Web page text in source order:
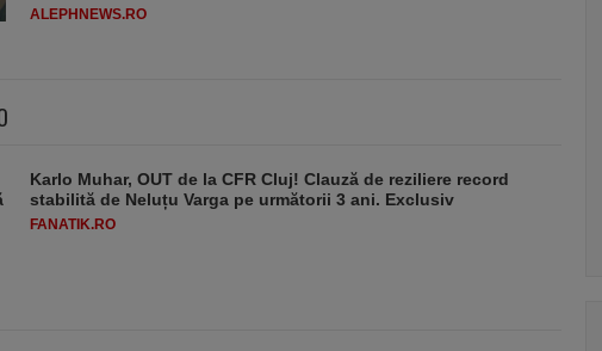
ALEPHNEWS.RO
Karlo Muhar, OUT de la CFR Cluj! Clauză de reziliere record
stabilită de Neluțu Varga pe următorii 3 ani. Exclusiv
FANATIK.RO